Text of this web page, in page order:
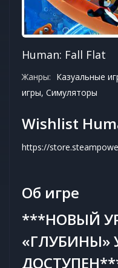
Human: Fall Flat
Жанры: Казуальные
игры, Симуляторы
Wishlist
https://
Об игре
***НОВЫЙ
«ГЛУБИНЫ»